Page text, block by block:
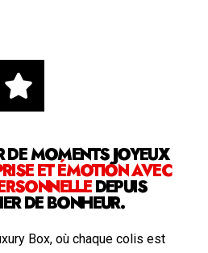
DE MOMENTS JOYEUX
ET ÉMOTION AVEC
DEPUIS
DE BONHEUR.
Box, où chaque colis est